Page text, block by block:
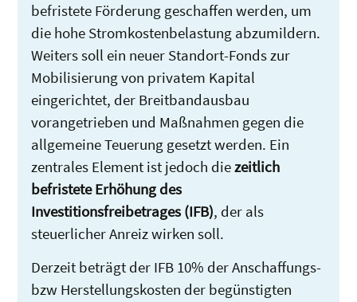
befristete Förderung geschaffen werden, um
die hohe Stromkostenbelastung abzumildern.
Weiters soll ein neuer Standort-Fonds zur
Mobilisierung von privatem Kapital
eingerichtet, der Breitbandausbau
vorangetrieben und Maßnahmen gegen die
allgemeine Teuerung gesetzt werden. Ein
zentrales Element ist jedoch diezeitlich
befristete Erhöhung des
Investitionsfreibetrages (IFB), der als
steuerlicher Anreiz wirken soll.
Derzeit beträgt der IFB 10% der Anschaffungs-
bzw Herstellungskosten der begünstigten